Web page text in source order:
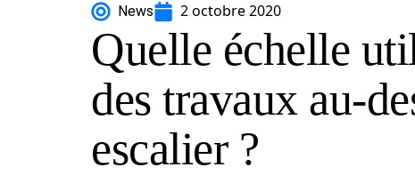
News 2 octobre 2020
Quelle échelle
des travaux au-
escalier ?